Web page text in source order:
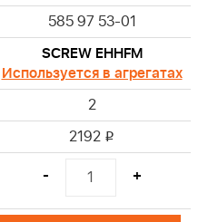
585 97 53-01
SCREW EHHFM
Используется в агрегатах
2
2192 i
- +